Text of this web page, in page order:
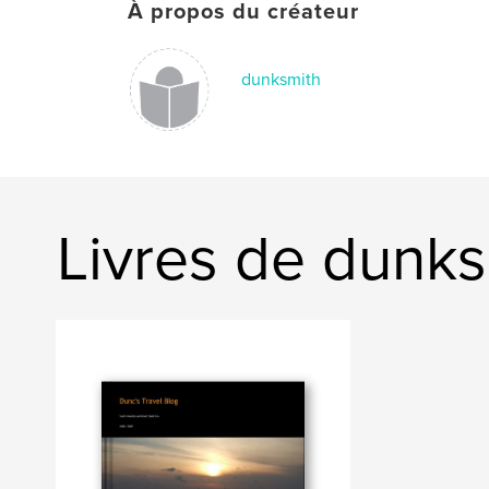
À propos du créateur
dunksmith
Livres de